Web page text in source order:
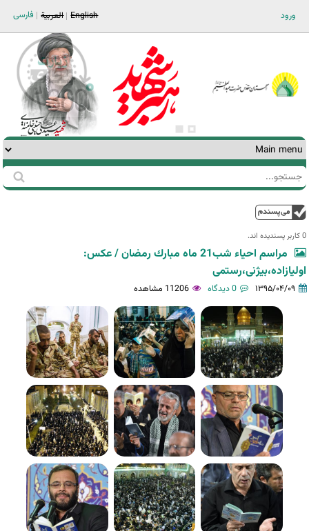
ورود فارسی العربية English
فرم
جستجو
جستجو
0 کاربر پسندیده اند.‎
مراسم احياء شب21 ماه مبارك رمضان / عکس:
اولیازاده،بیژنی،رستمی
۱۳۹۵/۰۴/۰۹ 0 دیدگاه 11206 مشاهده